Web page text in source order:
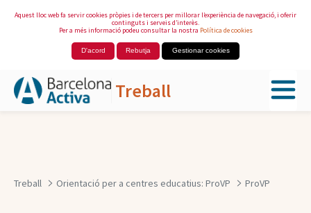
Aquest lloc web fa servir cookies pròpies i de tercers per millorar l’experiència de navegació, i oferir
continguts i serveis d’interès.
Per a més informació podeu consultar la nostra Política de cookies
D'acord Rebutja Gestionar cookies
Treball
Treball Orientació per a centres educatius: ProVP ProVP